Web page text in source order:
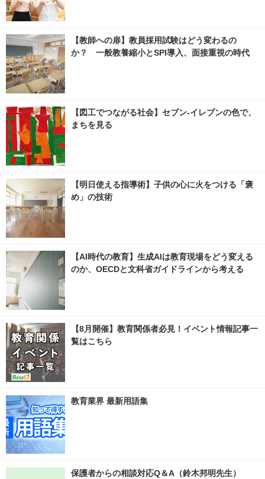
【教師への扉】教員採用試験はどう変わるの
か？ 一般教養縮小とSPI導入、面接重視の時代
【図工でつながる社会】セブン‐イレブンの色で、
まちを見る
【明日使える指導術】子供の心に火をつける「褒
め」の技術
【AI時代の教育】生成AIは教育現場をどう変える
のか、OECDと文科省ガイドラインから考える
【8月開催】教育関係者必見！イベント情報記事一
覧はこちら
教育業界 最新用語集
保護者からの相談対応Q＆A（鈴木邦明先生）